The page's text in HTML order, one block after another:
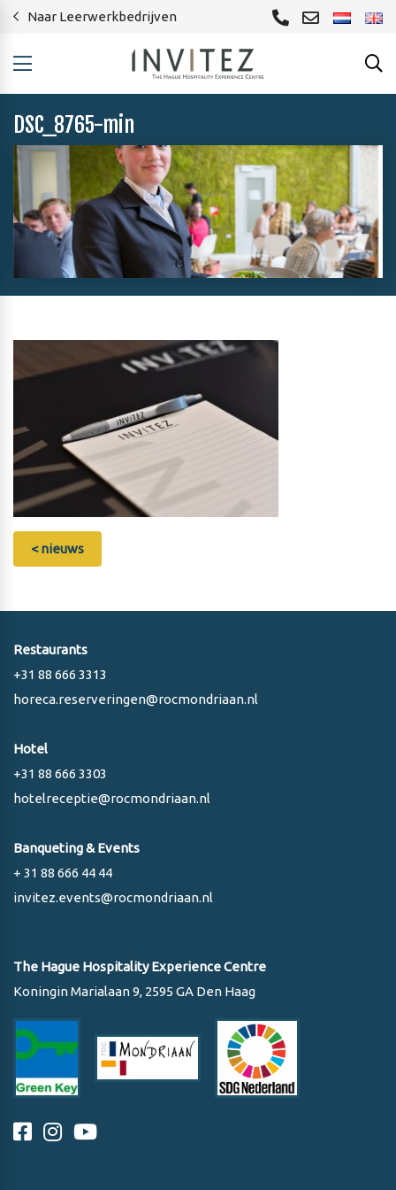
Naar Leerwerkbedrijven
DSC_8765-min
< nieuws
Restaurants
+31 88 666 3313
horeca.reserveringen@rocmondriaan.nl
Hotel
+31 88 666 3303
hotelreceptie@rocmondriaan.nl
Banqueting & Events
+ 31 88 666 44 44
invitez.events@rocmondriaan.nl
The Hague Hospitality Experience Centre
Koningin Marialaan 9, 2595 GA Den Haag